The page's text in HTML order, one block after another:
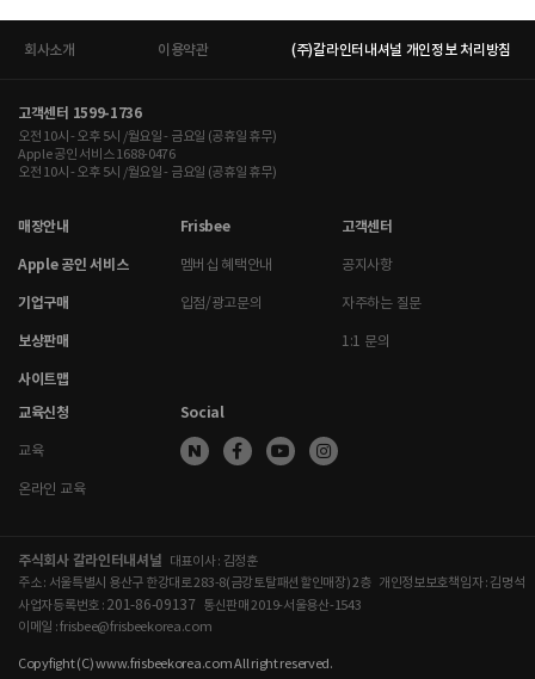
회사소개 이용약관 (주)갈라인터내셔널 개인정보 처리방침
고객센터 1599-1736
오전 10시 - 오후 5시 /월요일 - 금요일 (공휴일 휴무)
Apple 공인 서비스 1688-0476
오전 10시 - 오후 5시 /월요일 - 금요일 (공휴일 휴무)
매장안내
Apple 공인 서비스
기업구매
보상판매
사이트맵
Frisbee
멤버십 혜택안내
입점/광고문의
고객센터
공지사항
자주하는 질문
1:1 문의
교육신청
교육
온라인 교육
Social
주식회사 갈라인터내셔널 대표이사 : 김정훈
주소 : 서울특별시 용산구 한강대로 283-8(금강토탈패션할인매장) 2층 개인정보보호책임자 : 김명석
사업자등록번호 : 201-86-09137 통신판매 2019-서울용산-1543
이메일 : frisbee@frisbeekorea.com
Copyfight (C) www.frisbeekorea.com All right reserved.